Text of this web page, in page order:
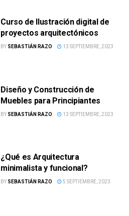
Curso de Ilustración digital de
proyectos arquitectónicos
BY SEBASTIÁN RAZO 13 SEPTIEMBRE, 2023
Diseño y Construcción de
Muebles para Principiantes
BY SEBASTIÁN RAZO 13 SEPTIEMBRE, 2023
¿Qué es Arquitectura
minimalista y funcional?
BY SEBASTIÁN RAZO 5 SEPTIEMBRE, 2023